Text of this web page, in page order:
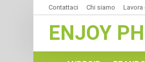
Contattaci Chi siamo Lavora
ENJOY